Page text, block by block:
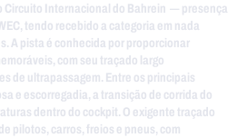
Circuito Internacional do Bahrein — presença
tendo recebido a categoria em nada
A pista é conhecida por proporcionar
com seu traçado largo
de ultrapassagem. Entre os principais
e escorregadia, a transição de corrida do
dentro do cockpit. O exigente traçado
pilotos, carros, freios e pneus, com